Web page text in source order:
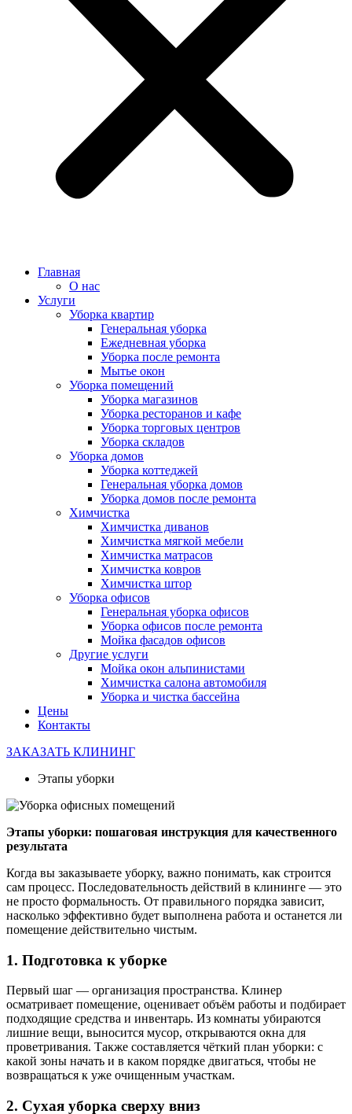
Главная
О нас
Услуги
Уборка квартир
Генеральная уборка
Ежедневная уборка
Уборка после ремонта
Мытье окон
Уборка помещений
Уборка магазинов
Уборка ресторанов и кафе
Уборка торговых центров
Уборка складов
Уборка домов
Уборка коттеджей
Генеральная уборка домов
Уборка домов после ремонта
Химчистка
Химчистка диванов
Химчистка мягкой мебели
Химчистка матрасов
Химчистка ковров
Химчистка штор
Уборка офисов
Генеральная уборка офисов
Уборка офисов после ремонта
Мойка фасадов офисов
Другие услуги
Мойка окон альпинистами
Химчистка салона автомобиля
Уборка и чистка бассейна
Цены
Контакты
ЗАКАЗАТЬ КЛИНИНГ
Этапы уборки
Этапы уборки: пошаговая инструкция для качественного
результата
Когда вы заказываете уборку, важно понимать, как строится
сам процесс. Последовательность действий в клининге — это
не просто формальность. От правильного порядка зависит,
насколько эффективно будет выполнена работа и останется ли
помещение действительно чистым.
1. Подготовка к уборке
Первый шаг — организация пространства. Клинер
осматривает помещение, оценивает объём работы и подбирает
подходящие средства и инвентарь. Из комнаты убираются
лишние вещи, выносится мусор, открываются окна для
проветривания. Также составляется чёткий план уборки: с
какой зоны начать и в каком порядке двигаться, чтобы не
возвращаться к уже очищенным участкам.
2. Сухая уборка сверху вниз